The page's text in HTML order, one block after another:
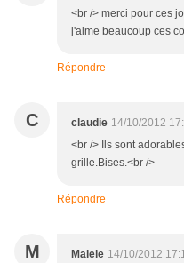
<br /> merci pour ces
j'aime beaucoup ces
Répondre
C claudie 14/10/2012
<br /> Ils sont
grille.Bises.<br />
Répondre
M Malele 14/10/2012